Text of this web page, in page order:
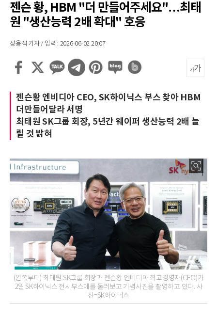
젠슨 황, HBM "더 만들어주세요"…최태
원 "생산능력 2배 확대" 호응
장용석 기자 / 입력 : 2026-06-02 20:07
젠슨황 엔비디아 CEO, SK하이닉스 부스 찾아 HBM
더만들어달라 서명
최태원 SK그룹 회장, 5년간 웨이퍼 생산능력 2배 늘
릴 것 밝혀
(왼쪽부터) 최태원 SK그룹 회장과 젠슨황 엔비디아 최고경영자(CEO)가
2일 SK하이닉스 전시부스에를 둘러보고 기념사진을 촬영하고 있다. 사
진=SK하이닉스